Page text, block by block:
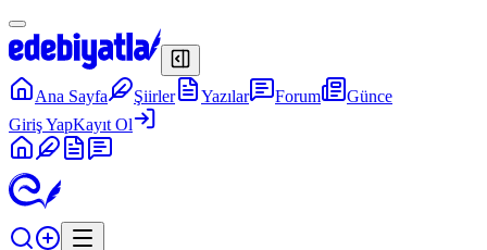
Ana Sayfa Şiirler Yazılar Forum
Günce
Giriş YapKayıt Ol